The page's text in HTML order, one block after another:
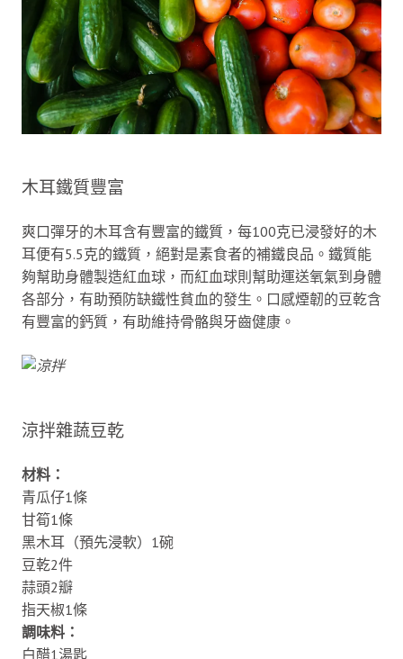
木耳鐵質豐富
爽口彈牙的木耳含有豐富的鐵質，每100克已浸發好的木
耳便有5.5克的鐵質，絕對是素食者的補鐵良品。鐵質能
夠幫助身體製造紅血球，而紅血球則幫助運送氧氣到身體
各部分，有助預防缺鐵性貧血的發生。口感煙韌的豆乾含
有豐富的鈣質，有助維持骨骼與牙齒健康。
涼拌雜蔬豆乾
材料：
青瓜仔1條
甘筍1條
黑木耳（預先浸軟）1碗
豆乾2件
蒜頭2瓣
指天椒1條
調味料：
白醋1湯匙